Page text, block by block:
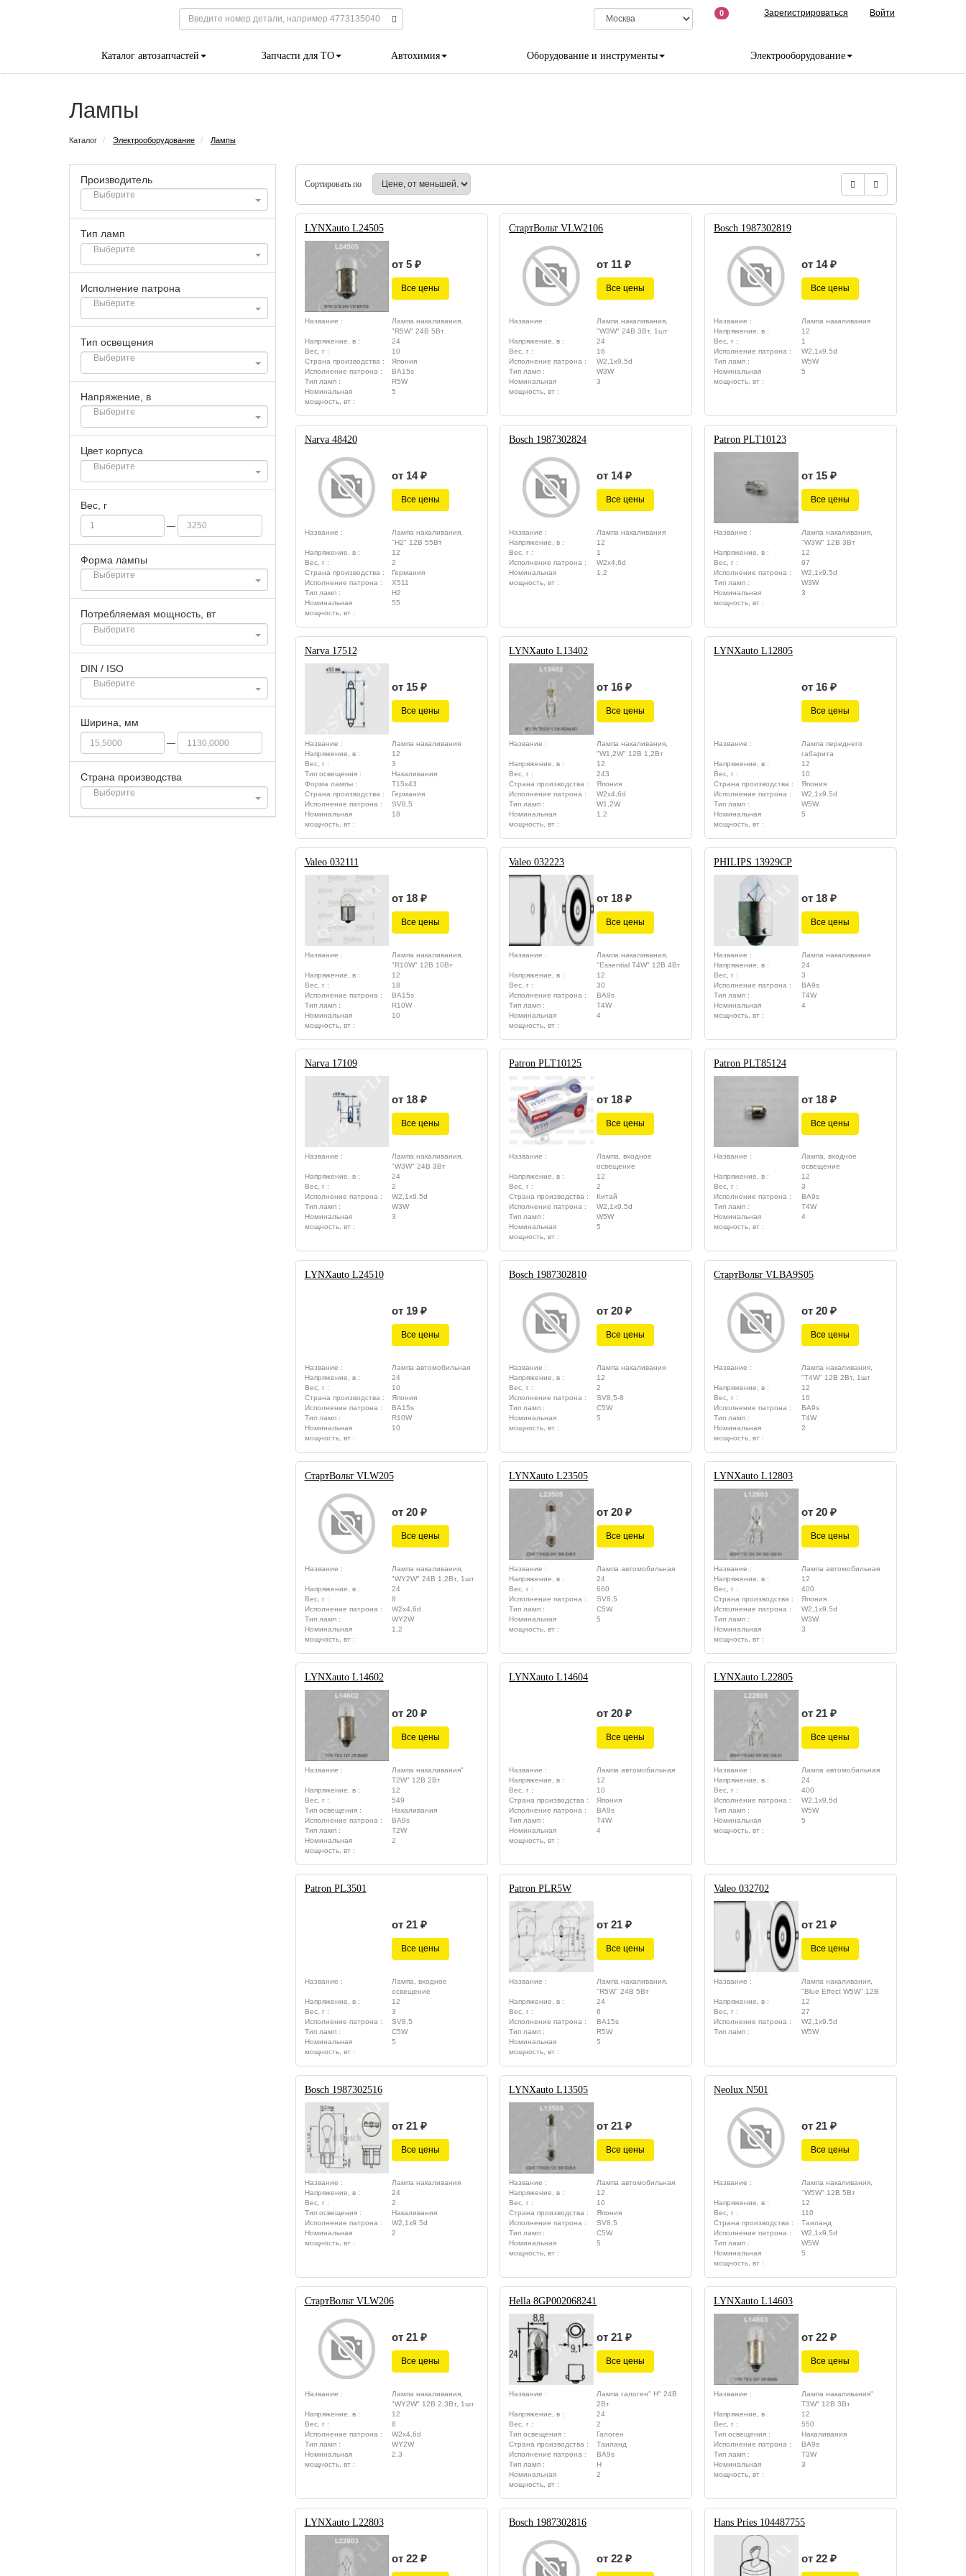
0 Зарегистрироваться Войти
Каталог автозапчастей Запчасти для ТО Автохимия Оборудование и инструменты Электрооборудование
Лампы
Каталог Электрооборудование Лампы
Производитель
Тип ламп
Исполнение патрона
Тип освещения
Напряжение, в
Цвет корпуса
Вес, г
—
Форма лампы
Потребляемая мощность, вт
DIN / ISO
Ширина, мм
—
Страна производства
Сортировать по
LYNXauto L24505
от 5 ₽
Все цены
Название :
Лампа накаливания,
"R5W" 24В 5Вт
Напряжение, в :
24
Вес, г :
10
Страна производства :
Япония
Исполнение патрона :
BA15s
Тип ламп :
R5W
Номинальная
мощность, вт :
5
СтартВольт VLW2106
от 11 ₽
Все цены
Название :
Лампа накаливания,
"W3W" 24В 3Вт, 1шт
Напряжение, в :
24
Вес, г :
16
Исполнение патрона :
W2,1x9,5d
Тип ламп :
W3W
Номинальная
мощность, вт :
3
Bosch 1987302819
от 14 ₽
Все цены
Название :
Лампа накаливания
Напряжение, в :
12
Вес, г :
1
Исполнение патрона :
W2,1x9.5d
Тип ламп :
W5W
Номинальная
мощность, вт :
5
Narva 48420
от 14 ₽
Все цены
Название :
Лампа накаливания,
"H2" 12В 55Вт
Напряжение, в :
12
Вес, г :
2
Страна производства :
Германия
Исполнение патрона :
X511
Тип ламп :
H2
Номинальная
мощность, вт :
55
Bosch 1987302824
от 14 ₽
Все цены
Название :
Лампа накаливания
Напряжение, в :
12
Вес, г :
1
Исполнение патрона :
W2x4,6d
Номинальная
мощность, вт :
1,2
Patron PLT10123
от 15 ₽
Все цены
Название :
Лампа накаливания,
"W3W" 12В 3Вт
Напряжение, в :
12
Вес, г :
97
Исполнение патрона :
W2,1x9.5d
Тип ламп :
W3W
Номинальная
мощность, вт :
3
Narva 17512
от 15 ₽
Все цены
Название :
Лампа накаливания
Напряжение, в :
12
Вес, г :
3
Тип освещения :
Накаливания
Форма лампы :
T15x43
Страна производства :
Германия
Исполнение патрона :
SV8,5
Номинальная
мощность, вт :
18
LYNXauto L13402
от 16 ₽
Все цены
Название :
Лампа накаливания,
"W1,2W" 12В 1,2Вт
Напряжение, в :
12
Вес, г :
243
Страна производства :
Япония
Исполнение патрона :
W2x4,6d
Тип ламп :
W1,2W
Номинальная
мощность, вт :
1,2
LYNXauto L12805
от 16 ₽
Все цены
Название :
Лампа переднего
габарита
Напряжение, в :
12
Вес, г :
10
Страна производства :
Япония
Исполнение патрона :
W2,1x9.5d
Тип ламп :
W5W
Номинальная
мощность, вт :
5
Valeo 032111
от 18 ₽
Все цены
Название :
Лампа накаливания,
"R10W" 12В 10Вт
Напряжение, в :
12
Вес, г :
18
Исполнение патрона :
BA15s
Тип ламп :
R10W
Номинальная
мощность, вт :
10
Valeo 032223
от 18 ₽
Все цены
Название :
Лампа накаливания,
"Essential T4W" 12В 4Вт
Напряжение, в :
12
Вес, г :
30
Исполнение патрона :
BA9s
Тип ламп :
T4W
Номинальная
мощность, вт :
4
PHILIPS 13929CP
от 18 ₽
Все цены
Название :
Лампа накаливания
Напряжение, в :
24
Вес, г :
3
Исполнение патрона :
BA9s
Тип ламп :
T4W
Номинальная
мощность, вт :
4
Narva 17109
от 18 ₽
Все цены
Название :
Лампа накаливания,
"W3W" 24В 3Вт
Напряжение, в :
24
Вес, г :
2
Исполнение патрона :
W2,1x9.5d
Тип ламп :
W3W
Номинальная
мощность, вт :
3
Patron PLT10125
от 18 ₽
Все цены
Название :
Лампа, входное
освещение
Напряжение, в :
12
Вес, г :
2
Страна производства :
Китай
Исполнение патрона :
W2,1x9.5d
Тип ламп :
W5W
Номинальная
мощность, вт :
5
Patron PLT85124
от 18 ₽
Все цены
Название :
Лампа, входное
освещение
Напряжение, в :
12
Вес, г :
3
Исполнение патрона :
BA9s
Тип ламп :
T4W
Номинальная
мощность, вт :
4
LYNXauto L24510
от 19 ₽
Все цены
Название :
Лампа автомобильная
Напряжение, в :
24
Вес, г :
10
Страна производства :
Япония
Исполнение патрона :
BA15s
Тип ламп :
R10W
Номинальная
мощность, вт :
10
Bosch 1987302810
от 20 ₽
Все цены
Название :
Лампа накаливания
Напряжение, в :
12
Вес, г :
2
Исполнение патрона :
SV8,5-8
Тип ламп :
C5W
Номинальная
мощность, вт :
5
СтартВольт VLBA9S05
от 20 ₽
Все цены
Название :
Лампа накаливания,
"T4W" 12В 2Вт, 1шт
Напряжение, в :
12
Вес, г :
16
Исполнение патрона :
BA9s
Тип ламп :
T4W
Номинальная
мощность, вт :
2
СтартВольт VLW205
от 20 ₽
Все цены
Название :
Лампа накаливания,
"WY2W" 24В 1,2Вт, 1шт
Напряжение, в :
24
Вес, г :
8
Исполнение патрона :
W2x4,6d
Тип ламп :
WY2W
Номинальная
мощность, вт :
1,2
LYNXauto L23505
от 20 ₽
Все цены
Название :
Лампа автомобильная
Напряжение, в :
24
Вес, г :
660
Исполнение патрона :
SV8,5
Тип ламп :
C5W
Номинальная
мощность, вт :
5
LYNXauto L12803
от 20 ₽
Все цены
Название :
Лампа автомобильная
Напряжение, в :
12
Вес, г :
400
Страна производства :
Япония
Исполнение патрона :
W2,1x9.5d
Тип ламп :
W3W
Номинальная
мощность, вт :
3
LYNXauto L14602
от 20 ₽
Все цены
Название :
Лампа накаливания"
T2W" 12В 2Вт
Напряжение, в :
12
Вес, г :
549
Тип освещения :
Накаливания
Исполнение патрона :
BA9s
Тип ламп :
T2W
Номинальная
мощность, вт :
2
LYNXauto L14604
от 20 ₽
Все цены
Название :
Лампа автомобильная
Напряжение, в :
12
Вес, г :
10
Страна производства :
Япония
Исполнение патрона :
BA9s
Тип ламп :
T4W
Номинальная
мощность, вт :
4
LYNXauto L22805
от 21 ₽
Все цены
Название :
Лампа автомобильная
Напряжение, в :
24
Вес, г :
400
Исполнение патрона :
W2,1x9.5d
Тип ламп :
W5W
Номинальная
мощность, вт :
5
Patron PL3501
от 21 ₽
Все цены
Название :
Лампа, входное
освещение
Напряжение, в :
12
Вес, г :
3
Исполнение патрона :
SV8,5
Тип ламп :
C5W
Номинальная
мощность, вт :
5
Patron PLR5W
от 21 ₽
Все цены
Название :
Лампа накаливания,
"R5W" 24В 5Вт
Напряжение, в :
24
Вес, г :
6
Исполнение патрона :
BA15s
Тип ламп :
R5W
Номинальная
мощность, вт :
5
Valeo 032702
от 21 ₽
Все цены
Название :
Лампа накаливания,
"Blue Effect W5W" 12В
Напряжение, в :
12
Вес, г :
27
Исполнение патрона :
W2,1x9.5d
Тип ламп :
W5W
Bosch 1987302516
от 21 ₽
Все цены
Название :
Лампа накаливания
Напряжение, в :
24
Вес, г :
2
Тип освещения :
Накаливания
Исполнение патрона :
W2,1x9.5d
Номинальная
мощность, вт :
2
LYNXauto L13505
от 21 ₽
Все цены
Название :
Лампа автомобильная
Напряжение, в :
12
Вес, г :
10
Страна производства :
Япония
Исполнение патрона :
SV8,5
Тип ламп :
C5W
Номинальная
мощность, вт :
5
Neolux N501
от 21 ₽
Все цены
Название :
Лампа накаливания,
"W5W" 12В 5Вт
Напряжение, в :
12
Вес, г :
110
Страна производства :
Таиланд
Исполнение патрона :
W2,1x9.5d
Тип ламп :
W5W
Номинальная
мощность, вт :
5
СтартВольт VLW206
от 21 ₽
Все цены
Название :
Лампа накаливания,
"WY2W" 12В 2,3Вт, 1шт
Напряжение, в :
12
Вес, г :
8
Исполнение патрона :
W2x4,6d
Тип ламп :
WY2W
Номинальная
мощность, вт :
2,3
Hella 8GP002068241
от 21 ₽
Все цены
Название :
Лампа галоген" H" 24В
2Вт
Напряжение, в :
24
Вес, г :
2
Тип освещения :
Галоген
Страна производства :
Таиланд
Исполнение патрона :
BA9s
Тип ламп :
H
Номинальная
мощность, вт :
2
LYNXauto L14603
от 22 ₽
Все цены
Название :
Лампа накаливания"
T3W" 12В 3Вт
Напряжение, в :
12
Вес, г :
550
Тип освещения :
Накаливания
Исполнение патрона :
BA9s
Тип ламп :
T3W
Номинальная
мощность, вт :
3
LYNXauto L22803
от 22 ₽
Bosch 1987302816
от 22 ₽
Hans Pries 104487755
от 22 ₽